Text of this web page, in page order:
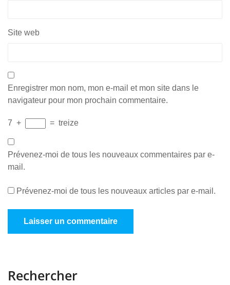
Site web
Enregistrer mon nom, mon e-mail et mon site dans le
navigateur pour mon prochain commentaire.
7 + = treize
Prévenez-moi de tous les nouveaux commentaires par e-
mail.
Prévenez-moi de tous les nouveaux articles par e-mail.
Rechercher